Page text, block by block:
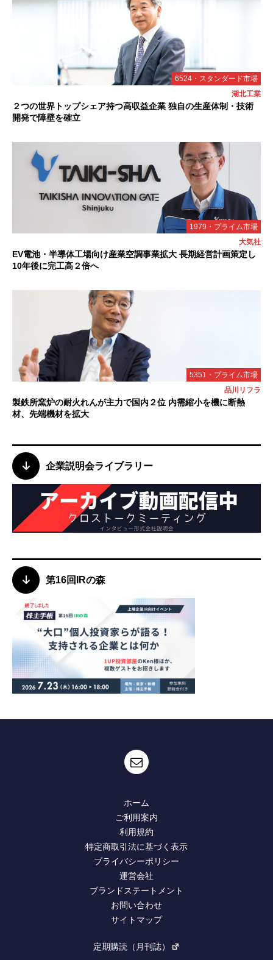
6524・スタンダード市場
湖北工業
２つの世界トップシェア持つ高収益企業 独自の生産体制・技術
開発で障壁を確立
1979・プライム市場
大気社
EV電池・半導体工場向け産業空調事業拡大 長期経営計画策定し
10年後に完工高２倍へ
5351・プライム市場
品川リフラ
製鉄所窯炉の耐火れんが主力で国内２位 内需縮小を機に断熱
材、先端機材を拡大
企業説明会ライブラリー
第16回IRの森
ホーム
ご利用案内
利用規約
特定商取引法に基づく表示
プライバシーポリシー
運営会社
ブランドステートメント
お問い合わせ
サイトマップ
定期購読（月刊誌）